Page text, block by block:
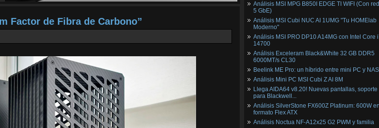
Factor de Fibra de Carbono”
Análisis MSI MPG B850I EDGE TI WIFI (Con
5 GbE)
Análisis MSI Cubi NUC AI 1UMG "Tu HOMElab
Moderno"
Análisis MSI PRO DP10 A14MG con Intel Core
14700
Análisis Exceleram Black&White 32 GB DDR5
6000MT/s CL30
Beelink ME Pro: un híbrido entre mini PC y NAS
Análisis Mini PC MSI Cubi Z AI 8M
Llega AIDA64 v8.20! Nuevas pantallas, soporte
para Blackwell...
Análisis SilverStone FX600Z Platinum: 600W
formato Flex ATX
Análisis Noctua NF-A12x25 G2 PWM y familia